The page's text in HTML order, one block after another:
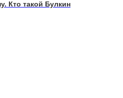
Кто такой Булкин